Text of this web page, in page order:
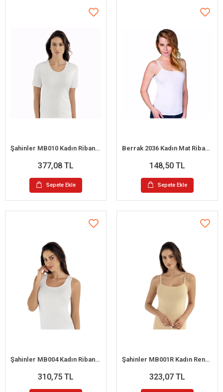
Şahinler MB010 Kadın Ribana Kısa Kol Büyük Beden Atlet No:60 (XXL)
377,08 TL
Sepete Ekle
Berrak 2036 Kadın Mat Ribana Biyeli İp Askılı Büyük Beden Atlet 3XL
148,50 TL
Sepete Ekle
Şahinler MB004 Kadın Ribana Büyük Beden Askılı Atlet No:64 (3XL)
310,75 TL
Şahinler MB001R Kadın Renkli Büyük Beden İp Askılı Atlet No:60 (XXL)
323,07 TL